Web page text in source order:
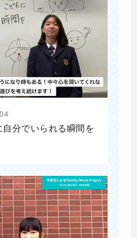
分でいられる瞬間を